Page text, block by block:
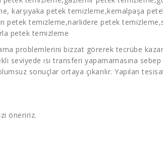
, karşıyaka petek temizleme,kemalpaşa
petek temizleme,narlıdere petek temizleme
petek temizleme
problemlerini bizzat görerek tecrübe
seviyede ısı transferi yapamamasına
sonuçlar ortaya çıkarılır. Yapılan
öneririz.